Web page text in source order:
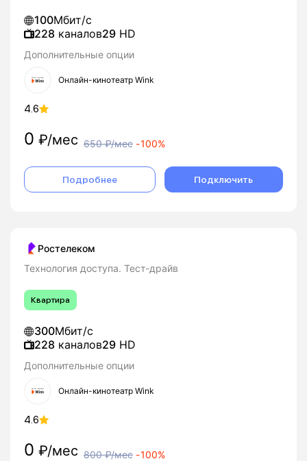
100Мбит/с
228 каналов29 HD
Дополнительные опции
Онлайн-кинотеатр Wink
4.6
0 ₽/мес 650₽/мес -100%
Подробнее Подключить
Ростелеком
Технология доступа. Тест-драйв
Квартира
300Мбит/с
228 каналов29 HD
Дополнительные опции
Онлайн-кинотеатр Wink
4.6
0 ₽/мес 800₽/мес -100%